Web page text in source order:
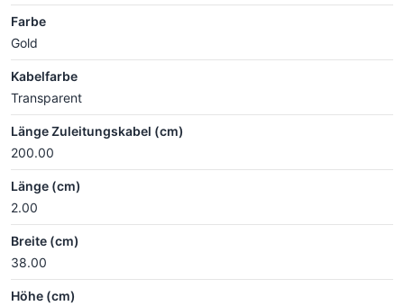
Farbe
Gold
Kabelfarbe
Transparent
Länge Zuleitungskabel (cm)
200.00
Länge (cm)
2.00
Breite (cm)
38.00
Höhe (cm)